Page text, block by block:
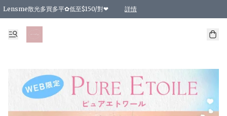
Lensme散光多買多平✿低至$150/對❤ 詳情
台灣Karacon⁩✧日拋 特價清貨❁⃘
日本韓國多款日/月拋現貨☼ 特價❤︎數量有限 售完即止
🇰🇷韓國多款月拋現貨 特價兩對$99✿數量有限 售完即止♫
精選商品，任選買2件或以上9 折；買4件或以上85 折；買6件或以上8 折
精選商品，任選買2件HKD 140.00；買4件HKD 260.00
精選商品，任選買2件HKD 190.00；買4件HKD 360.00
精選商品，任選買2件HKD 110.00；買4件HKD 180.00
精選商品，任選買2件HKD 170.00；買4件HKD 320.00
精選商品，任選買2件或以上減HKD 148.00
精選商品，任選買2件或以上減HKD 148.00
精選商品，任選買2件或以上95 折；買4件或以上9 折；買6件或以上85 折；買8件
精選商品，任選買12件或以上87 折
精選商品，任選買2件或以上減HKD 16.00；買4件或以上減HKD 32.00；買6
精選商品，任選買2件或以上95 折；買4件或以上9 折；買8件或以上85 折；買12
購物滿 HKD 800.00即享免運費優惠！（適用於 特定的送貨方式 )